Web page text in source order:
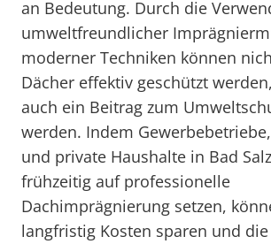
an Bedeutung. Durch die
umweltfreundlicher
moderner Techniken können
Dächer effektiv geschützt
auch ein Beitrag zum
werden. Indem
und private Haushalte in Bad
frühzeitig auf professionelle
Dachimprägnierung setzen,
langfristig Kosten sparen und die